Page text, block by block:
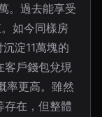
。過去能享受
如今同樣房
淀11萬塊的
客戶錢包兌現
率更高。雖然
存在，但整體